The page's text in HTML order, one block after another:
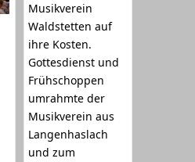
Musikverein
Waldstetten auf
ihre Kosten.
Gottesdienst und
Frühschoppen
umrahmte der
Musikverein aus
Langenhaslach
und zum